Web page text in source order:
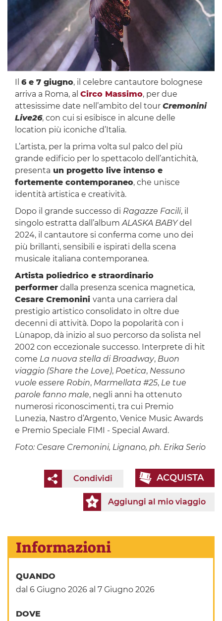
6 e 7 giugno, il celebre cantautore bolognese
arriva a Roma, al Circo Massimo, per due
attesissime date nell’ambito del tour Cremonini
Live26, con cui si esibisce in alcune delle
location più iconiche d’Italia.
L’artista, per la prima volta sul palco del più
grande edificio per lo spettacolo dell’antichità,
presenta un progetto live intenso e
fortemente contemporaneo, che unisce
identità artistica e creatività.
Dopo il grande successo di Ragazze Facili, il
singolo estratta dall’albumALASKA BABYdel
2024, il cantautore si conferma come uno dei
più brillanti, sensibili e ispirati della scena
musicale italiana contemporanea.
Artista poliedrico e straordinario
performerdalla presenza scenica magnetica,
Cesare Cremonini vanta una carriera dal
prestigio artistico consolidato in oltre due
decenni di attività. Dopo la popolarità con i
Lùnapop, dà inizio al suo percorso da solista nel
2002 con eccezionale successo. Interprete di hit
come La nuova stella di Broadway, Buon
viaggio (Share the Love), Poetica, Nessuno
vuole essere Robin, Marmellata #25, Le tue
parole fanno male, negli anni ha ottenuto
numerosi riconoscimenti, tra cui Premio
Lunezia, Nastro d’Argento, Venice Music Awards
e Premio Speciale FIMI - Special Award.
Foto: Cesare Cremonini, Lignano, ph. Erika Serio
ACQUISTA
Condividi
Aggiungi al mio viaggio
Informazioni
QUANDO
dal 6 Giugno 2026 al 7 Giugno 2026
DOVE